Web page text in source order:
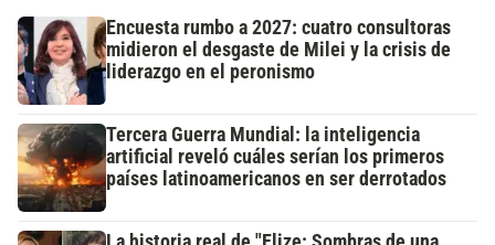
Encuesta rumbo a 2027: cuatro consultoras
midieron el desgaste de Milei y la crisis de
liderazgo en el peronismo
Tercera Guerra Mundial: la inteligencia
artificial reveló cuáles serían los primeros
países latinoamericanos en ser derrotados